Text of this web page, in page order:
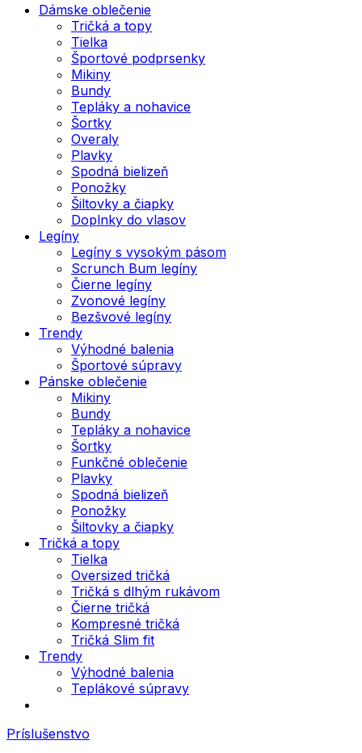
Dámske oblečenie
Tričká a topy
Tielka
Športové podprsenky
Mikiny
Bundy
Tepláky a nohavice
Šortky
Overaly
Plavky
Spodná bielizeň
Ponožky
Šiltovky a čiapky
Doplnky do vlasov
Legíny
Legíny s vysokým pásom
Scrunch Bum legíny
Čierne legíny
Zvonové legíny
Bezšvové legíny
Trendy
Výhodné balenia
Športové súpravy
Pánske oblečenie
Mikiny
Bundy
Tepláky a nohavice
Šortky
Funkčné oblečenie
Plavky
Spodná bielizeň
Ponožky
Šiltovky a čiapky
Tričká a topy
Tielka
Oversized tričká
Tričká s dlhým rukávom
Čierne tričká
Kompresné tričká
Tričká Slim fit
Trendy
Výhodné balenia
Teplákové súpravy
Príslušenstvo